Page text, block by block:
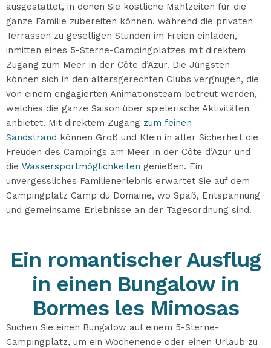
ausgestattet, in denen Sie köstliche Mahlzeiten für die
ganze Familie zubereiten können, während die privaten
Terrassen zu geselligen Stunden im Freien einladen,
inmitten eines 5-Sterne-Campingplatzes mit direktem
Zugang zum Meer in der Côte d’Azur. Die Jüngsten
können sich in den altersgerechten Clubs vergnügen, die
von einem engagierten Animationsteam betreut werden,
welches die ganze Saison über spielerische Aktivitäten
anbietet. Mit direktem Zugang zum feinen
Sandstrand können Groß und Klein in aller Sicherheit die
Freuden des Campings am Meer in der Côte d’Azur und
die Wassersportmöglichkeiten genießen. Ein
unvergessliches Familienerlebnis erwartet Sie auf dem
Campingplatz Camp du Domaine, wo Spaß, Entspannung
und gemeinsame Erlebnisse an der Tagesordnung sind.
Ein romantischer Ausflug
in einen Bungalow in
Bormes les Mimosas
Suchen Sie einen Bungalow auf einem 5-Sterne-
Campingplatz, um ein Wochenende oder einen Urlaub zu